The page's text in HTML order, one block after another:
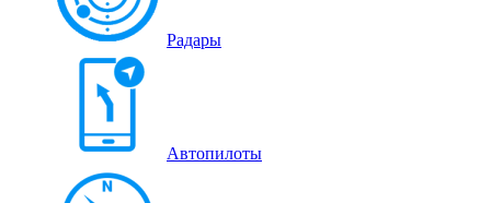
Радары
Автопилоты